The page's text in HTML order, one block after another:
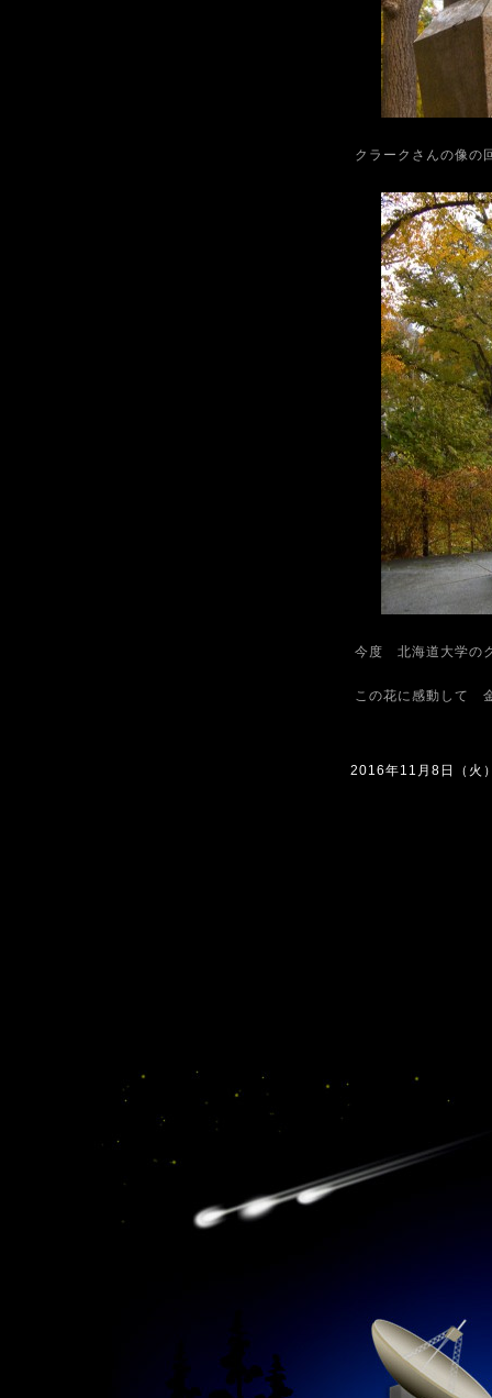
クラークさんの像
今度 北海道大学の
この花に感動して
2016年11月8日（火